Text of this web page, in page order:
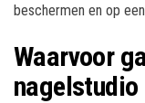
beschermen en op
Waarvoor
nagelstudio